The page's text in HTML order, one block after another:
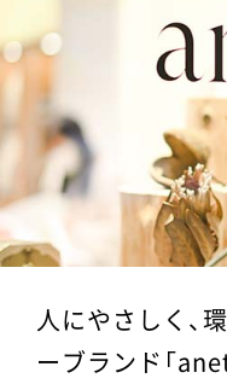
人にやさしく、
ーブランド「